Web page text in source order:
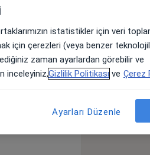
istatistikler için veri
için çerezleri (veya benzer
zaman ayarlardan görebilir ve
inceleyiniz,Gizlilik Politikası ve Çerez
Ayarları Düzenle